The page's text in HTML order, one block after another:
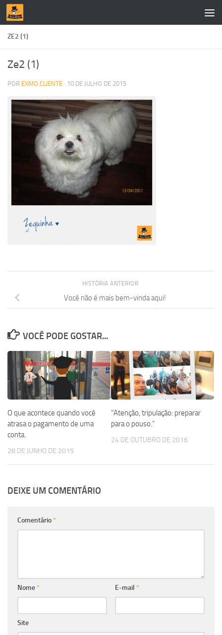
Skip to content
ZE2 (1)
Ze2 (1)
POR EXMO.CLIENTE · 10 DE JULHO DE 2015
HISTÓRIA ANTERIOR
Você não é mais bem-vinda aqui!
VOCÊ PODE GOSTAR...
O que acontece quando você
atrasa o pagamento de uma
conta.
28 DE JUNHO DE 2015
“Atenção, tripulação: preparar
para o pouso.”
24 DE OUTUBRO DE 2016
DEIXE UM COMENTÁRIO
Comentário*
Nome* E-mail *
Site